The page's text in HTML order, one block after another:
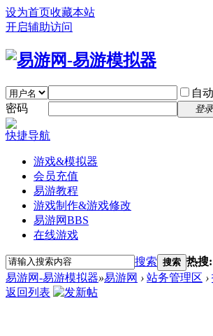
设为首页收藏本站
开启辅助访问
自
密码
登录
快捷导航
游戏&模拟器
会员充值
易游教程
游戏制作&游戏修改
易游网BBS
在线游戏
搜索 搜索 热搜:
易游网-易游模拟器»易游网 › 站务管理区 ›
返回列表